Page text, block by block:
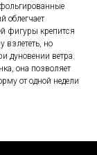
облегчает
фигуры крепится
взлететь, но
дуновении ветра.
она позволяет
от одной недели